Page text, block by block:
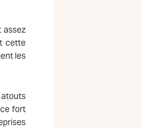
assez
cette
les
atouts
fort